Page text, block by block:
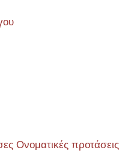
Ονοματικές προτάσεις